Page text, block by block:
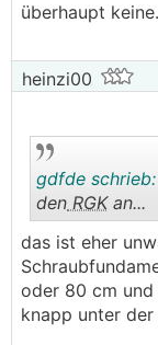
überhaupt keine.
heinzi00
gdfde schrieb:
den RGKan...
das ist eher
oder 80 cm
knapp unter